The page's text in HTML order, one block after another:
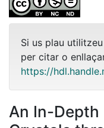
Si us plau
per citar o
https://
An In-Depth